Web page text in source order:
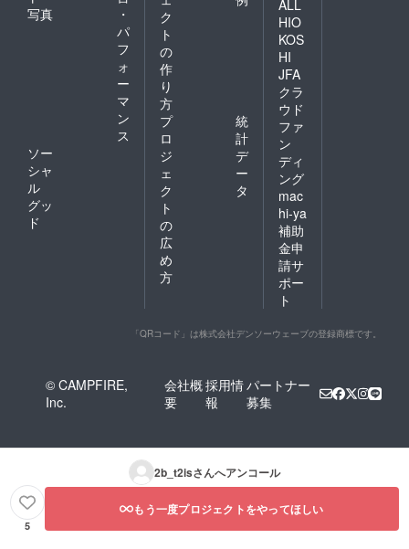
写真
・
パ
フ
ォ
ー
マ
ン
ス
ソー
シャ
ル
グッ
ド
ク
ト
の
作
り
方
プ
ロ
ジ
ェ
ク
ト
の
広
め
方
統
計
デ
ー
タ
ALL
HIO
KOS
HI
JFA
クラ
ウド
ファ
ン
ディ
ング
mac
hi-ya
補助
金申
請サ
ポー
ト
「QRコード」は株式会社デンソーウェーブの登録商標です。
© CAMPFIRE,
Inc.
会社概
要
採用情
報
パートナー
募集
2b_t2isさんへアンコール
5
もう一度プロジェクトをやってほしい